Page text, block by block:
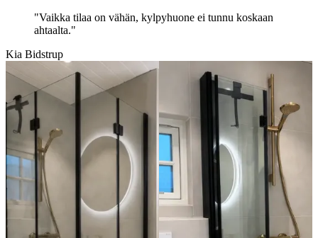
"Vaikka tilaa on vähän, kylpyhuone ei tunnu koskaan
ahtaalta."
Kia Bidstrup